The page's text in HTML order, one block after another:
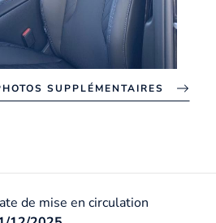
SUPPLÉMENTAIRES
de mise en circulation